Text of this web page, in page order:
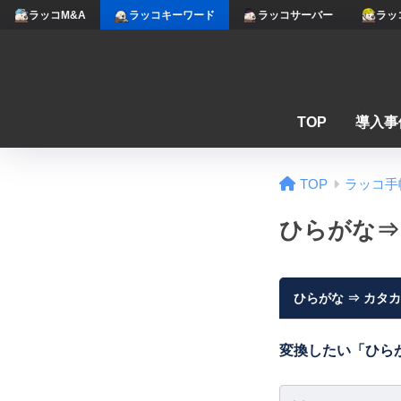
ラッコM&A ラッコキーワード ラッコサーバー ラッ
TOP 導入
TOP ラッコ手
ひらがな⇒
ひらがな ⇒ カタ
変換したい「ひら